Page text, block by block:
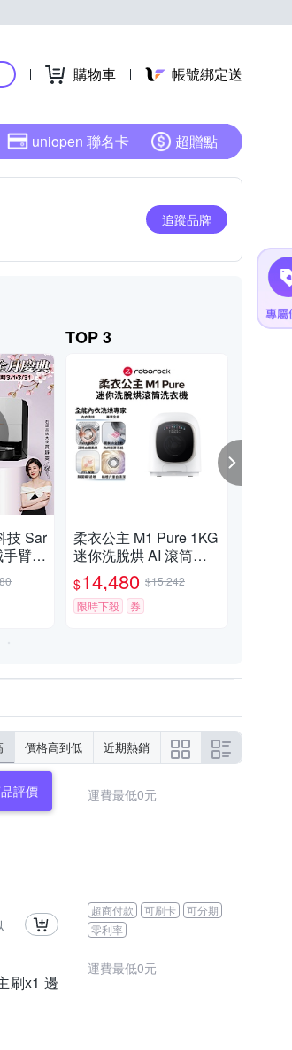
購物車 帳號綁定送
uniopen 聯名卡 超贈點
追蹤品牌
技 Sar
臂旗
臂/
TOP 3
柔衣公主 M1 Pure 1KG
迷你洗脫烘 AI 滾筒洗
衣機 不含安裝 (特漬洗/
立體柔烘/母嬰認證/UV
C殺菌) Roborock石頭
$14,480 $15,242
限時下殺
券
價格高到低 近期熱銷
評價 運費最低0元
超商付款 可刷卡
可分期
零利率
刷x1 邊
運費最低0元